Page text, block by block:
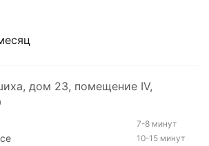
дом 23, помещение IV,
7-8 минут
10-15 минут